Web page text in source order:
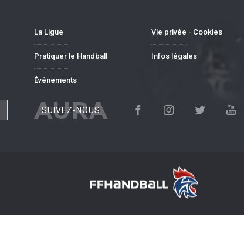
La Ligue
Pratiquer le Handball
Événements
Vie privée - Cookies
Infos légales
AURA
SUIVEZ-NOUS